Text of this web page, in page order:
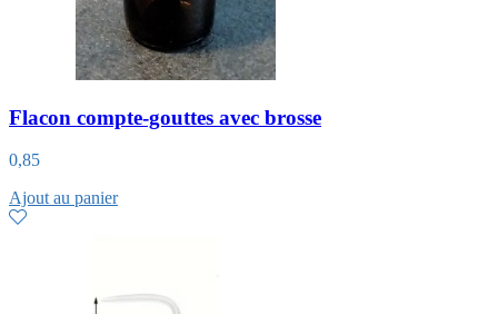
Flacon compte-gouttes avec brosse
0,85
Ajout au panier